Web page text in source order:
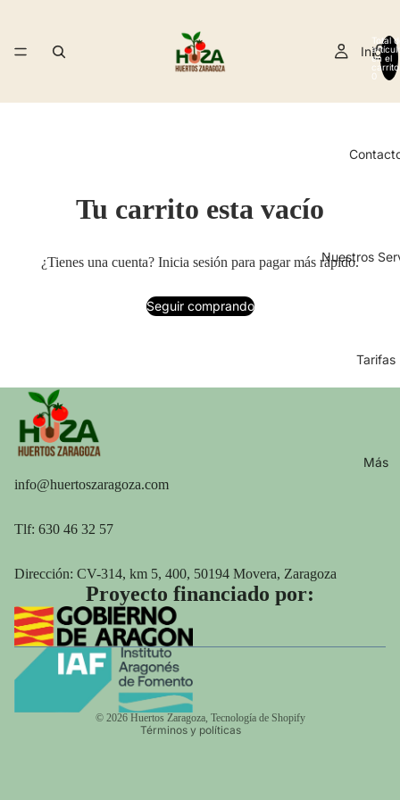
Inicio
Nuestros
Tarifas
Más
Total
en el
0
Tu carrito esta vacío
¿Tienes una cuenta? Inicia sesión para pagar más rápido.
Seguir comprando
info@huertoszaragoza.com
Tlf: 630 46 32 57
Dirección: CV-314, km 5, 400, 50194 Movera, Zaragoza
Proyecto financiado por:
© 2026 Huertos Zaragoza, Tecnología de Shopify
Términos y políticas
Política de privacidad
Aviso legal